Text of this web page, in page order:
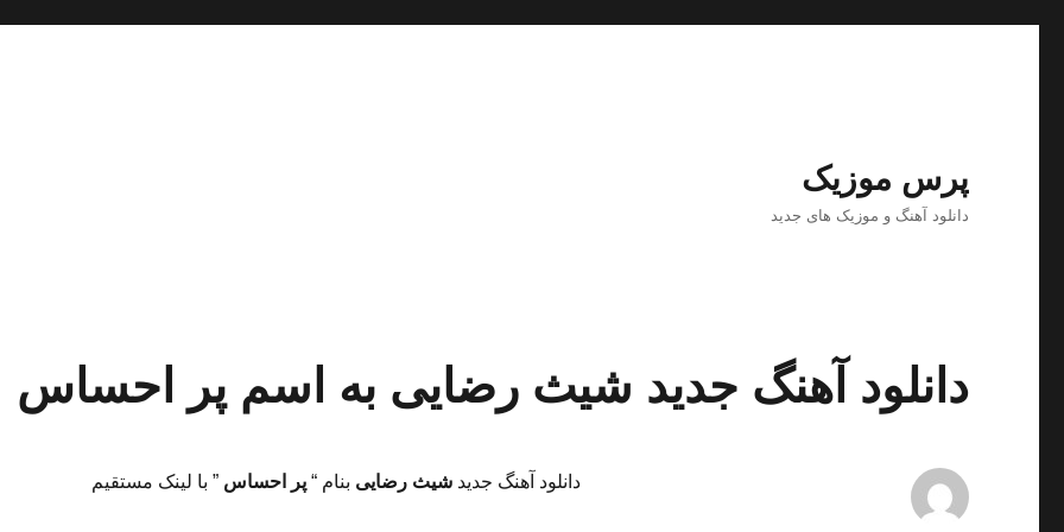
پرس موزیک
دانلود آهنگ و موزیک های جدید
دانلود آهنگ جدید شیث رضایی به اسم پر احساس
دانلود آهنگ جدید شیث رضایی بنام “پر احساس ” با لینک مستقیم